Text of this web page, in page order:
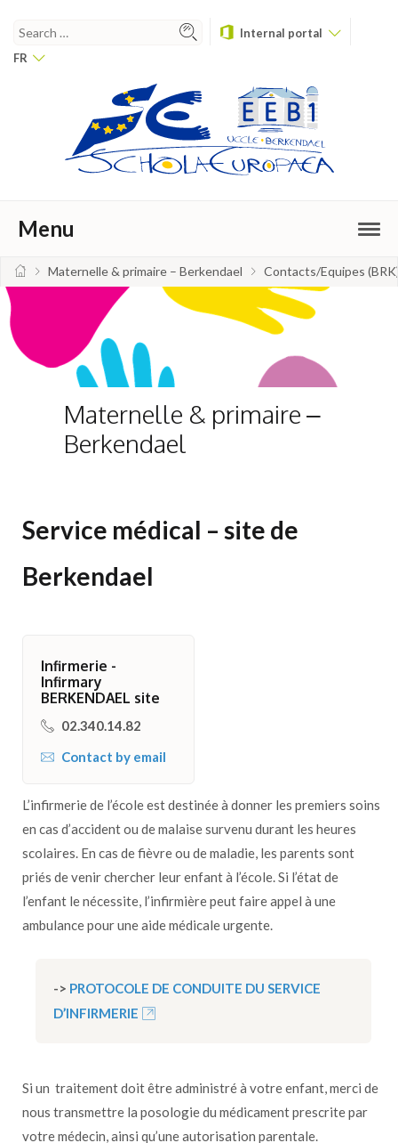
Internal portal
FR
Menu
Maternelle & primaire – Berkendael Contacts/Equipes
Maternelle & primaire –
Berkendael
Service médical – site de
Berkendael
Infirmerie -
Infirmary
BERKENDAEL site
02.340.14.82
Contact by email
L’infirmerie de l’école est destinée à donner les premiers soins
en cas d’accident ou de malaise survenu durant les heures
scolaires. En cas de fièvre ou de maladie, les parents sont
priés de venir chercher leur enfant à l’école. Si l’état de
l’enfant le nécessite, l’infirmière peut faire appel à une
ambulance pour une aide médicale urgente.
-> PROTOCOLE DE CONDUITE DU SERVICE
D’INFIRMERIE
Si un traitement doit être administré à votre enfant, merci de
nous transmettre la posologie du médicament prescrite par
votre médecin, ainsi qu’une autorisation parentale.